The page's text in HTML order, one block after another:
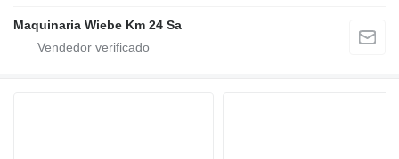
Maquinaria Wiebe Km 24 Sa